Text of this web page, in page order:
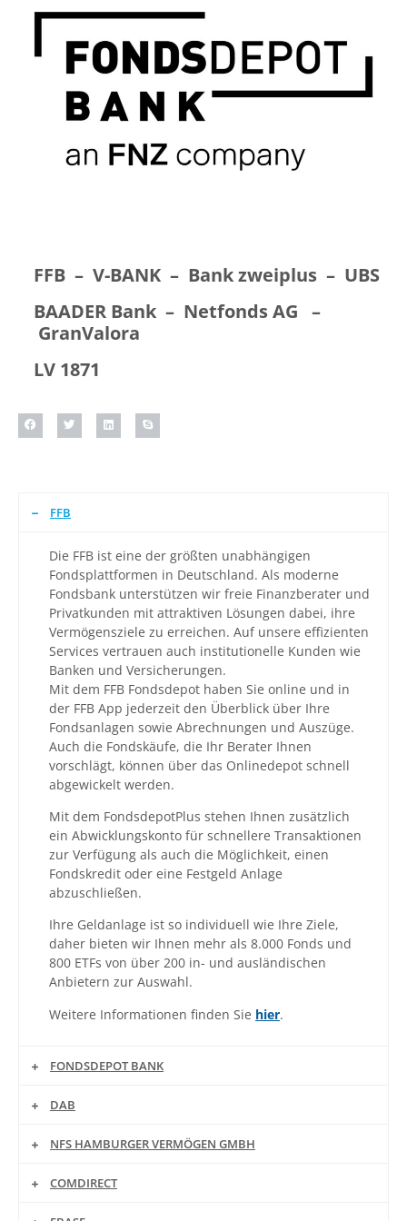
FFB – V-BANK – Bank zweiplus – UBS
BAADER Bank – Netfonds AG –
GranValora
LV 1871
FFB
Die FFB ist eine der größten unabhängigen
Fondsplattformen in Deutschland. Als moderne
Fondsbank unterstützen wir freie Finanzberater und
Privatkunden mit attraktiven Lösungen dabei, ihre
Vermögensziele zu erreichen. Auf unsere effizienten
Services vertrauen auch institutionelle Kunden wie
Banken und Versicherungen.
Mit dem FFB Fondsdepot haben Sie online und in
der FFB App jederzeit den Überblick über Ihre
Fondsanlagen sowie Abrechnungen und Auszüge.
Auch die Fondskäufe, die Ihr Berater Ihnen
vorschlägt, können über das Onlinedepot schnell
abgewickelt werden.
Mit dem FondsdepotPlus stehen Ihnen zusätzlich
ein Abwicklungskonto für schnellere Transaktionen
zur Verfügung als auch die Möglichkeit, einen
Fondskredit oder eine Festgeld Anlage
abzuschließen.
Ihre Geldanlage ist so individuell wie Ihre Ziele,
daher bieten wir Ihnen mehr als 8.000 Fonds und
800 ETFs von über 200 in- und ausländischen
Anbietern zur Auswahl.
Weitere Informationen finden Sie hier.
FONDSDEPOT BANK
DAB
NFS HAMBURGER VERMÖGEN GMBH
COMDIRECT